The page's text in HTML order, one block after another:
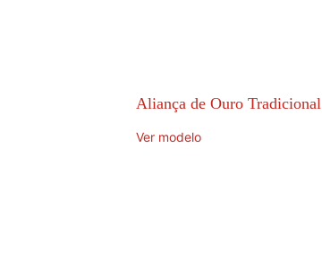
Aliança de Ouro Tradicional
Ver modelo